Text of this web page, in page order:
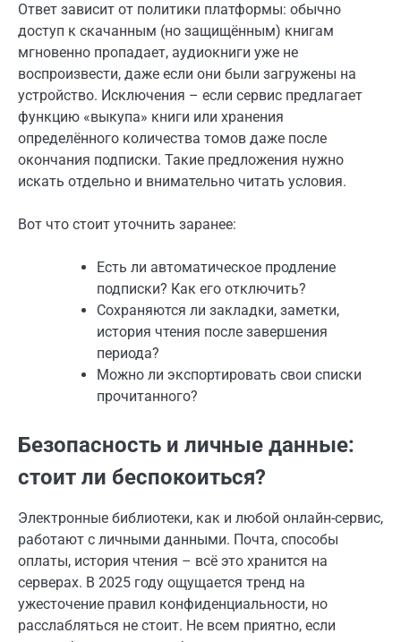
Ответ зависит от политики платформы: обычно
доступ к скачанным (но защищённым) книгам
мгновенно пропадает, аудиокниги уже не
воспроизвести, даже если они были загружены на
устройство. Исключения – если сервис предлагает
функцию «выкупа» книги или хранения
определённого количества томов даже после
окончания подписки. Такие предложения нужно
искать отдельно и внимательно читать условия.
Вот что стоит уточнить заранее:
Есть ли автоматическое продление
подписки? Как его отключить?
Сохраняются ли закладки, заметки,
история чтения после завершения
периода?
Можно ли экспортировать свои списки
прочитанного?
Безопасность и личные данные:
стоит ли беспокоиться?
Электронные библиотеки, как и любой онлайн-сервис,
работают с личными данными. Почта, способы
оплаты, история чтения – всё это хранится на
серверах. В 2025 году ощущается тренд на
ужесточение правил конфиденциальности, но
расслабляться не стоит. Не всем приятно, если